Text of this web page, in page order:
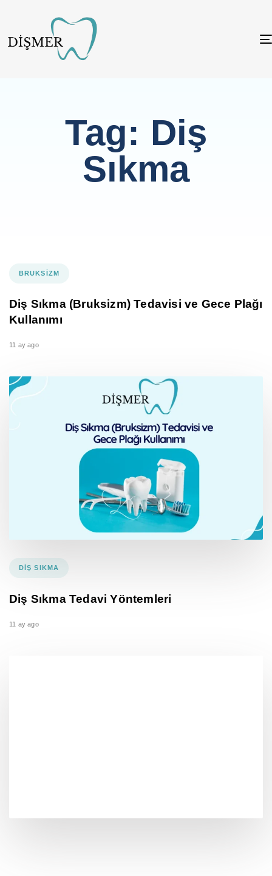
Tag: Diş
Sıkma
BRUKSIZM
Diş Sıkma (Bruksizm) Tedavisi ve Gece Plağı
Kullanımı
11 ay ago
DIŞ SIKMA
Diş Sıkma Tedavi Yöntemleri
11 ay ago